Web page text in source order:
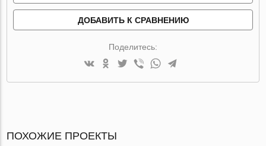
ДОБАВИТЬ К СРАВНЕНИЮ
Поделитесь:
ПОХОЖИЕ ПРОЕКТЫ